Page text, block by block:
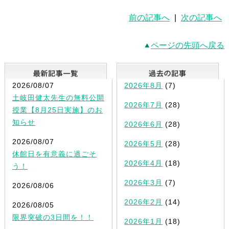
前の記事へ 次の記事へ
ページの先頭へ戻る
最新記事一覧
2026/08/07
土岐田健太先生の無料公開
授業【8月25日実施】のお
知らせ
2026/08/07
休館日を有意義に過ごそ
う！
2026/08/06
2026/08/05
限界突破の3日間を！！
2026年8月 (7)
2026年7月 (28)
2026年6月 (28)
2026年5月 (28)
2026年4月 (18)
2026年3月 (7)
2026年2月 (14)
2026年1月 (18)